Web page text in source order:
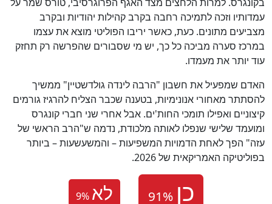
עמדותיו וזכה לתמיכה רחבה בקרב קהילות יהודיות ובקרב
מצביעים מתונים. כעת, כאשר יריבו הפוליטי מוצא את עצמו
במרכז סערה מביכה כל כך, יש מי שסבורים שהפרשה רק תחזק
עוד יותר את מעמדו.
האדם שמפעיל את חשבון "הרבה לינדה גולדשטיין" ממשיך
להסתתר מאחורי אנונימיות, בטענה שכבר הצליח להרגיז גורמים
קיצוניים ואפילו תומכי החות'ים. אבל אחרי שני חברי קונגרס
ומועמד שלישי שנפלו לאותה מלכודת, נדמה ש"הרב הראשי של
עזה" הפך לאחת הדמויות המשפיעות – והמשעשעות – ביותר
בפוליטיקה האמריקאית של 2026.
9% לא